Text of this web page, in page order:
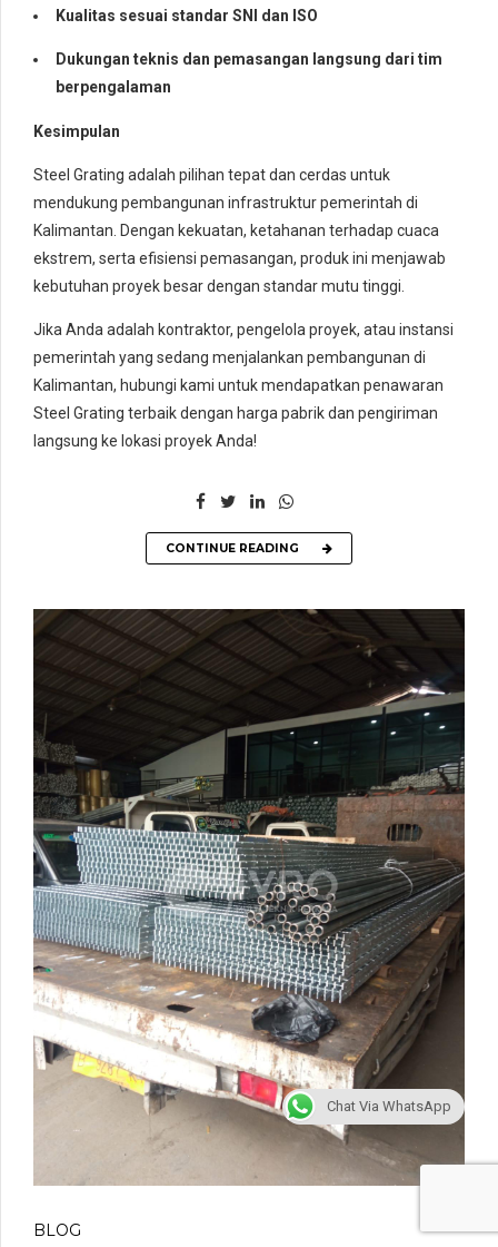
Kualitas sesuai standar SNI dan ISO
Dukungan teknis dan pemasangan langsung dari tim
berpengalaman
Kesimpulan
Steel Grating adalah pilihan tepat dan cerdas untuk
mendukung pembangunan infrastruktur pemerintah di
Kalimantan. Dengan kekuatan, ketahanan terhadap cuaca
ekstrem, serta efisiensi pemasangan, produk ini menjawab
kebutuhan proyek besar dengan standar mutu tinggi.
Jika Anda adalah kontraktor, pengelola proyek, atau instansi
pemerintah yang sedang menjalankan pembangunan di
Kalimantan, hubungi kami untuk mendapatkan penawaran
Steel Grating terbaik dengan harga pabrik dan pengiriman
langsung ke lokasi proyek Anda!
CONTINUE READING
BLOG
Chat Via WhatsApp